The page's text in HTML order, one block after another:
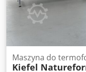
Maszyna do
Kiefel